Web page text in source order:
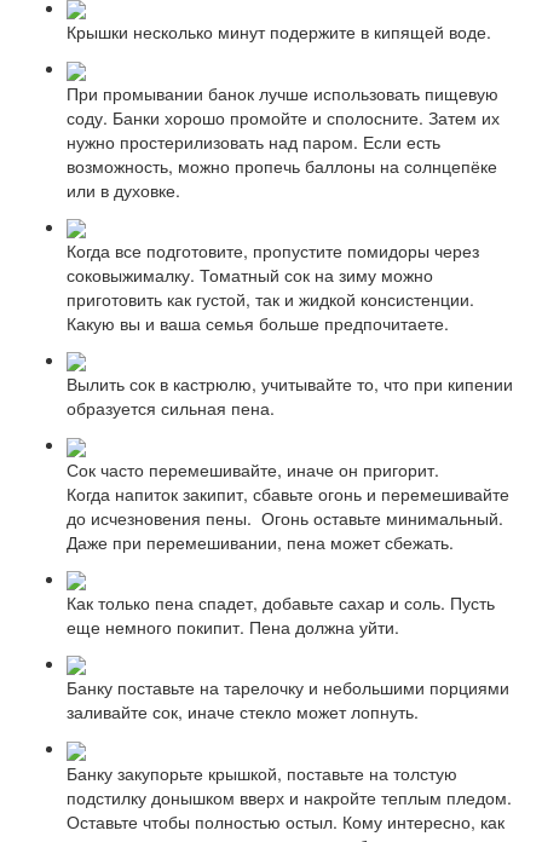
Крышки несколько минут подержите в кипящей воде.
При промывании банок лучше использовать пищевую
соду. Банки хорошо промойте и сполосните. Затем их
нужно простерилизовать над паром. Если есть
возможность, можно пропечь баллоны на солнцепёке
или в духовке.
Когда все подготовите, пропустите помидоры через
соковыжималку. Томатный сок на зиму можно
приготовить как густой, так и жидкой консистенции.
Какую вы и ваша семья больше предпочитаете.
Вылить сок в кастрюлю, учитывайте то, что при кипении
образуется сильная пена.
Сок часто перемешивайте, иначе он пригорит.
Когда напиток закипит, сбавьте огонь и перемешивайте
до исчезновения пены. Огонь оставьте минимальный.
Даже при перемешивании, пена может сбежать.
Как только пена спадет, добавьте сахар и соль. Пусть
еще немного покипит. Пена должна уйти.
Банку поставьте на тарелочку и небольшими порциями
заливайте сок, иначе стекло может лопнуть.
Банку закупорьте крышкой, поставьте на толстую
подстилку донышком вверх и накройте теплым пледом.
Оставьте чтобы полностью остыл. Кому интересно, как